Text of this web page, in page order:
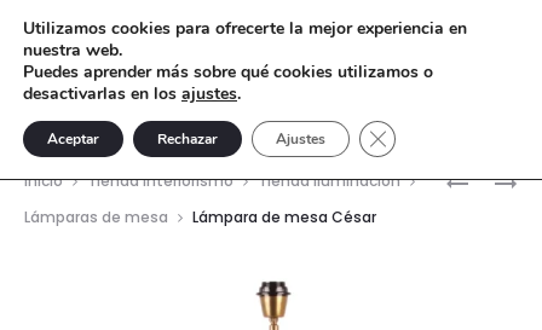
LÁMPARA
LÁMPARA
Inicio Tienda interiorismo
Tienda Iluminación
Lámparas de mesa
Lámpara de mesa César
Utilizamos cookies para ofrecerte la mejor experiencia en
nuestra web.
Puedes aprender más sobre qué cookies utilizamos o
desactivarlas en los ajustes.
Aceptar Rechazar Ajustes Cerrar el banner de